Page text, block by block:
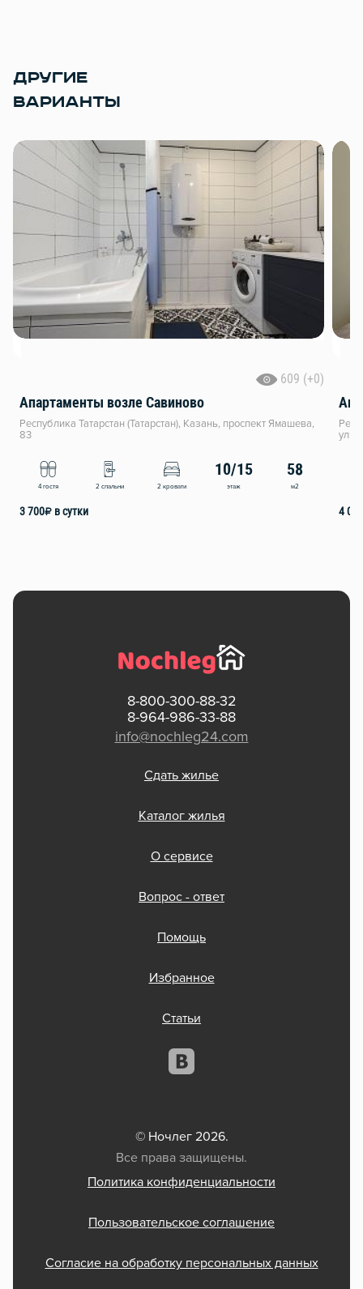
ДРУГИЕ
ВАРИАНТЫ
609 (+0)
Апартаменты возле Савиново
Республика Татарстан (Татарстан), Казань, проспект Ямашева,
83
4 гостя 2 спальни 2 кровати
10/15
этаж
58
м2
3 700₽ в сутки 4 000
8-800-300-88-32
8-964-986-33-88
info@nochleg24.com
Сдать жилье
Каталог жилья
О сервисе
Вопрос - ответ
Помощь
Избранное
Статьи
© Ночлег 2026.
Все права защищены.
Политика конфиденциальности
Пользовательское соглашение
Согласие на обработку персональных данных